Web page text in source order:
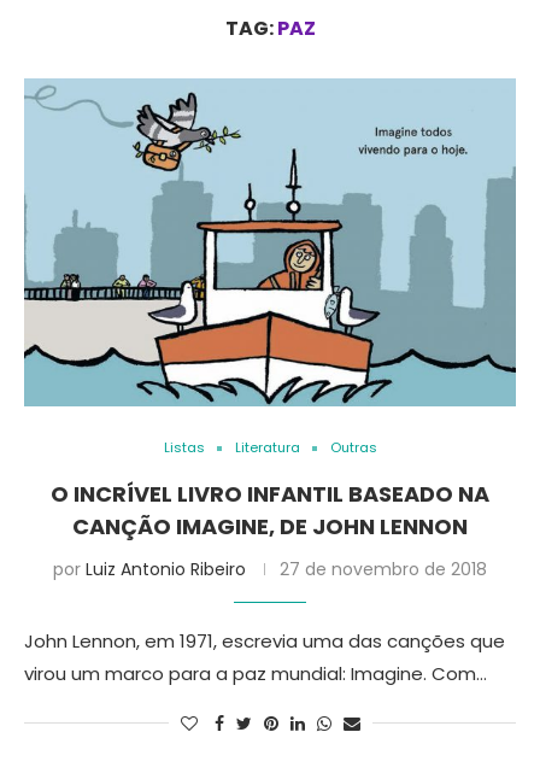
TAG:PAZ
Listas Literatura Outras
O INCRÍVEL LIVRO INFANTIL BASEADO NA
CANÇÃO IMAGINE, DE JOHN LENNON
por Luiz Antonio Ribeiro 27 de novembro de 2018
John Lennon, em 1971, escrevia uma das canções que
virou um marco para a paz mundial: Imagine. Com…